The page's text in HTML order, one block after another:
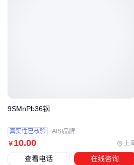
门槛。普通切割片可能导致T23钢
热合金钢切割片
合后续需要焊接的坡口制备。
延长T23钢件寿命？
预防措施。定期用
察颜色变化更可靠。停机检修时，
化趋势，重点检测焊缝热影响区。
估。在潮湿环境或沿海地区，
膜能有效阻隔氯离子腐蚀，且不影
防锈剂难以做到。
￥ 10.00 上
9SMnPb36钢
真实性已核验 AISI品牌
查看电话 在线咨询